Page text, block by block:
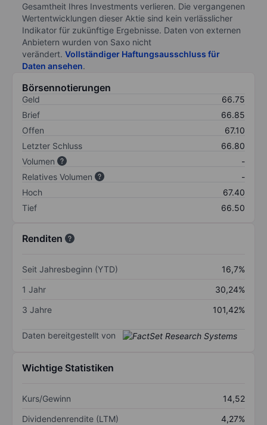
Gesamtheit Ihres Investments verlieren. Die vergangenen
Wertentwicklungen dieser Aktie sind kein verlässlicher
Indikator für zukünftige Ergebnisse. Daten von externen
Anbietern wurden von Saxo nicht
verändert. Vollständiger Haftungsausschluss für
Daten ansehen.
Börsennotierungen
Geld
66.75
Brief
66.85
Offen
67.10
Letzter Schluss
66.80
Volumen
-
Relatives Volumen
-
Hoch
67.40
Tief
66.50
Renditen
Seit Jahresbeginn (YTD)
16,7%
1 Jahr
30,24%
3 Jahre
101,42%
Daten bereitgestellt von
Wichtige Statistiken
Kurs/Gewinn
14,52
Dividendenrendite (LTM)
4,27%